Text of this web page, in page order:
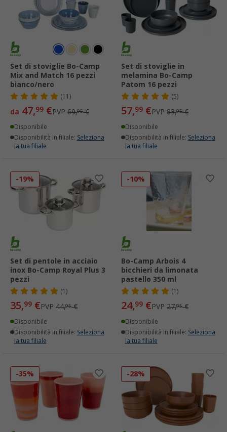
Set di stoviglie Bo-Camp
Mix and Match 16 pezzi
bianco/nero
(11)
da 47,99 €PVP 69,95€
Disponibile
Disponibilità in filiale: Seleziona
la tua filiale
Set di stoviglie in
melamina Bo-Camp
Patom 16 pezzi
(5)
57,99 €PVP 83,95€
Disponibile
Disponibilità in filiale: Seleziona
la tua filiale
-19%
Set di pentole in acciaio
inox Bo-Camp Royal Plus 3
pezzi
(1)
35,99 €PVP 44,95€
Disponibile
Disponibilità in filiale: Seleziona
la tua filiale
-10%
Bo-Camp Arbois 4
bicchieri da limonata
pastello 350 ml
(1)
24,99 €PVP 27,95€
Disponibile
Disponibilità in filiale: Seleziona
la tua filiale
-35% -28%